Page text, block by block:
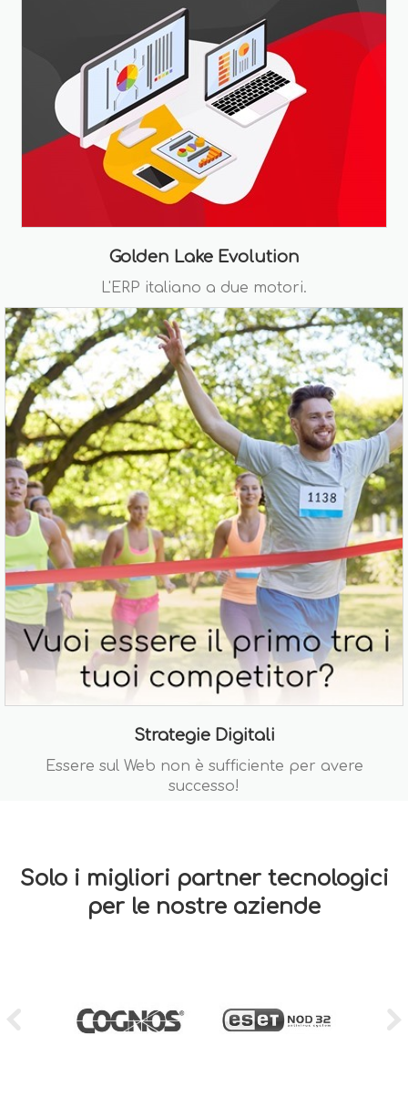
Golden Lake Evolution
L'ERP italiano a due motori.
Strategie Digitali
Essere sul Web non è sufficiente per avere
successo!
Solo i migliori partner tecnologici
per le nostre aziende